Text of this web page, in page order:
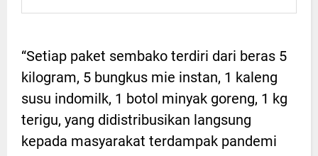
“Setiap paket sembako terdiri dari beras 5
kilogram, 5 bungkus mie instan, 1 kaleng
susu indomilk, 1 botol minyak goreng, 1 kg
terigu, yang didistribusikan langsung
kepada masyarakat terdampak pandemi